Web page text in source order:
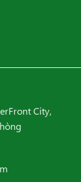
City,